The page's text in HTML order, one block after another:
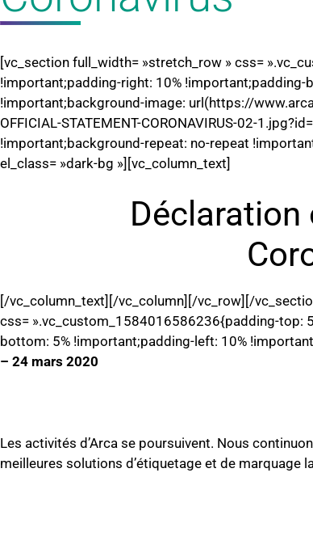
[vc_section full_width= »stretch_row » css=
!important;padding-right: 10%
!important;background-image: url(https://
OFFICIAL-STATEMENT-CORONAVIRUS-02-
!important;background-repeat: no-repeat
el_class= »dark-bg »][vc_column_text]
Déclaration
[/vc_column_text][/vc_column][/vc_row][/
css= ».vc_custom_1584016586236{padding-top:
bottom: 5% !important;padding-left: 10%
– 24 mars 2020
Les activités d’Arca se poursuivent. Nous
meilleures solutions d’étiquetage et de marquage